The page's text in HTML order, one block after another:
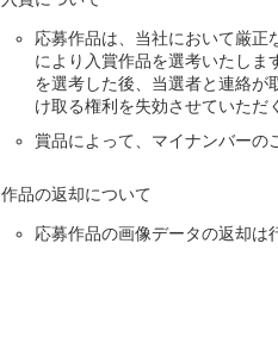
応募作品は、当社において厳正
により入賞作品を選考いたしま
を選考した後、当選者と連絡が
け取る権利を失効させていただ
賞品によって、マイナンバーの
作品の返却について
応募作品の画像データの返却は